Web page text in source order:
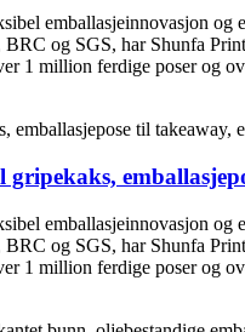
emballasjeinnovasjon
og SGS, har Shunfa
1 million ferdige poser og
emballasjeinnovasjon
og SGS, har Shunfa
1 million ferdige poser og